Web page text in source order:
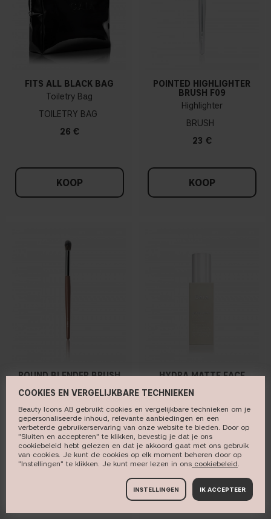
FITS ALL BLACK BAG
Toiletry Bag
TOILETRY BAG
26 €
KOOP
POINTED HIGHLIGHTER
BRUSH F09
Highlighter
BRUSH
23 €
KOOP
ROUND BLENDER BRUSH
Blend out harsh lines
BRUSH
15 €
HYDRA MATTE FACE
Oily/Combination skin
DAY CREAM
29 €
COOKIES EN VERGELIJKBARE TECHNIEKEN
Beauty Icons AB gebruikt cookies en vergelijkbare technieken om je
gepersonaliseerde inhoud, relevante aanbiedingen en een
verbeterde gebruikerservaring van onze website te bieden. Door op
"Sluiten en accepteren" te klikken, bevestig je dat je ons
cookiebeleid hebt gelezen en dat je akkoord gaat met ons gebruik
van cookies. Je kunt de cookies op elk moment beheren door op
"Instellingen" te klikken. Je kunt meer lezen in ons cookiebeleid​.
INSTELLINGEN IK ACCEPTEER